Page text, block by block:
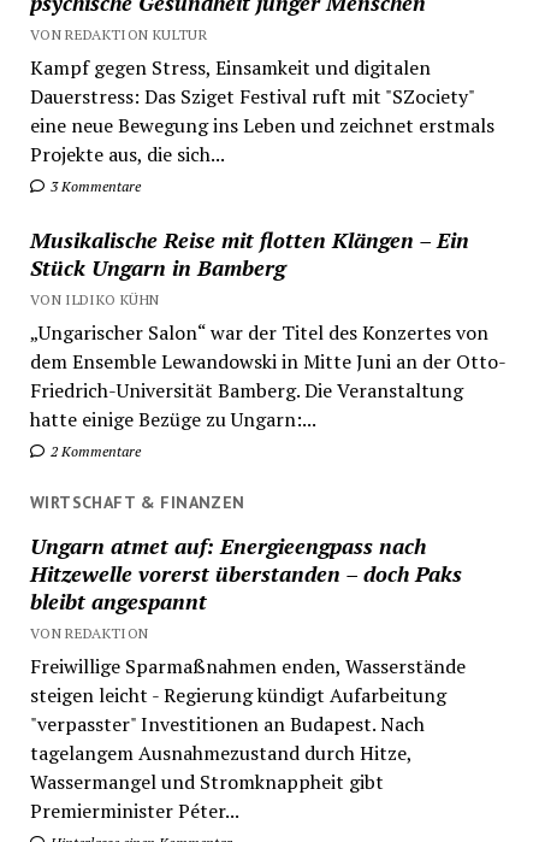
VON REDAKTION KULTUR
Kampf gegen Stress, Einsamkeit und digitalen
Dauerstress: Das Sziget Festival ruft mit "SZociety"
eine neue Bewegung ins Leben und zeichnet erstmals
Projekte aus, die sich...
3 Kommentare
Musikalische Reise mit flotten Klängen – Ein
Stück Ungarn in Bamberg
VON ILDIKO KÜHN
„Ungarischer Salon“ war der Titel des Konzertes von
dem Ensemble Lewandowski in Mitte Juni an der Otto-
Friedrich-Universität Bamberg. Die Veranstaltung
hatte einige Bezüge zu Ungarn:...
2 Kommentare
WIRTSCHAFT & FINANZEN
Ungarn atmet auf: Energieengpass nach
Hitzewelle vorerst überstanden – doch Paks
bleibt angespannt
VON REDAKTION
Freiwillige Sparmaßnahmen enden, Wasserstände
steigen leicht - Regierung kündigt Aufarbeitung
"verpasster" Investitionen an Budapest. Nach
tagelangem Ausnahmezustand durch Hitze,
Wassermangel und Stromknappheit gibt
Premierminister Péter...